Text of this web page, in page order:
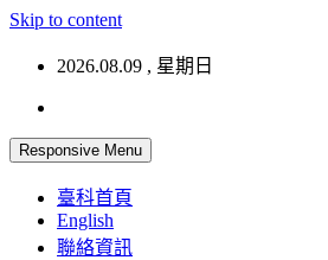
Skip to content
2026.08.09 , 星期日
Responsive Menu
臺科首頁
English
聯絡資訊